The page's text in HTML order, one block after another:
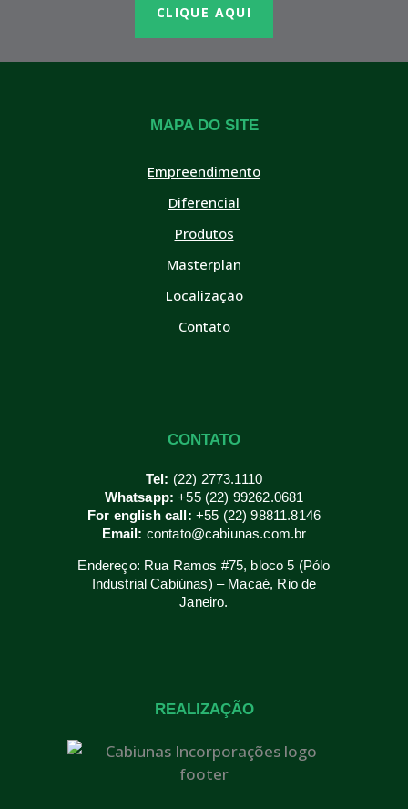
CLIQUE AQUI
MAPA DO SITE
Empreendimento
Diferencial
Produtos
Masterplan
Localização
Contato
CONTATO
Tel: (22) 2773.1110
Whatsapp: +55 (22) 99262.0681
For english call: +55 (22) 98811.8146
Email: contato@cabiunas.com.br
Endereço: Rua Ramos #75, bloco 5 (Pólo
Industrial Cabiúnas) – Macaé, Rio de
Janeiro.
REALIZAÇÃO